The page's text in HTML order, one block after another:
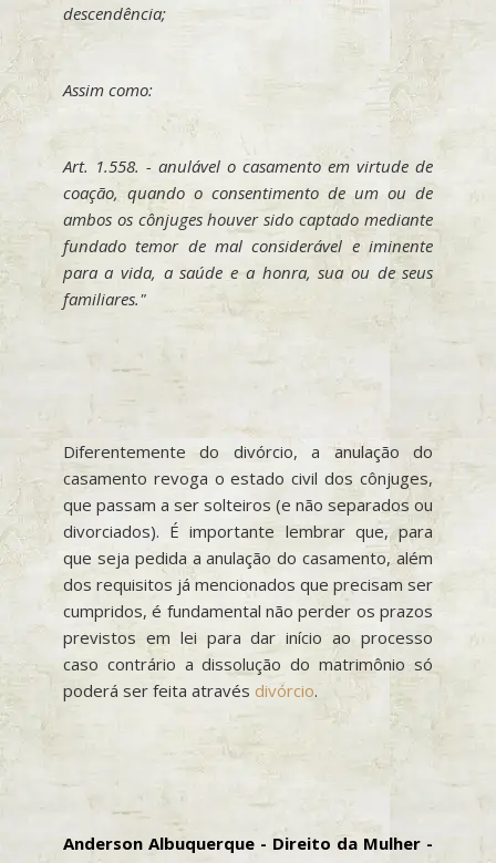
descendência;
Assim como:
Art. 1.558. - anulável o casamento em virtude de
coação, quando o consentimento de um ou de
ambos os cônjuges houver sido captado mediante
fundado temor de mal considerável e iminente
para a vida, a saúde e a honra, sua ou de seus
familiares."
Diferentemente do divórcio, a anulação do
casamento revoga o estado civil dos cônjuges,
que passam a ser solteiros (e não separados ou
divorciados). É importante lembrar que, para
que seja pedida a anulação do casamento, além
dos requisitos já mencionados que precisam ser
cumpridos, é fundamental não perder os prazos
previstos em lei para dar início ao processo
caso contrário a dissolução do matrimônio só
poderá ser feita através divórcio.
Anderson Albuquerque - Direito da Mulher -